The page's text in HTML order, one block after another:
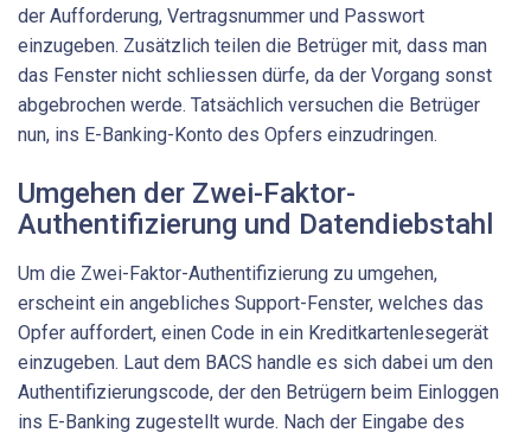
der Aufforderung, Vertragsnummer und Passwort
einzugeben. Zusätzlich teilen die Betrüger mit, dass man
das Fenster nicht schliessen dürfe, da der Vorgang sonst
abgebrochen werde. Tatsächlich versuchen die Betrüger
nun, ins E-Banking-Konto des Opfers einzudringen.
Umgehen der Zwei-Faktor-
Authentifizierung und Datendiebstahl
Um die Zwei-Faktor-Authentifizierung zu umgehen,
erscheint ein angebliches Support-Fenster, welches das
Opfer auffordert, einen Code in ein Kreditkartenlesegerät
einzugeben. Laut dem BACS handle es sich dabei um den
Authentifizierungscode, der den Betrügern beim Einloggen
ins E-Banking zugestellt wurde. Nach der Eingabe des